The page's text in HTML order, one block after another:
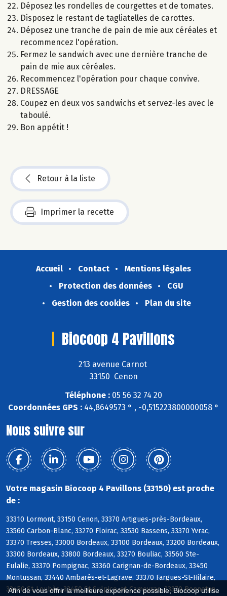
Afin de vous offrir la meilleure expérience possible, Biocoop utilise
Déposez les rondelles de courgettes et de tomates.
Disposez le restant de tagliatelles de carottes.
Déposez une tranche de pain de mie aux céréales et
recommencez l'opération.
Fermez le sandwich avec une dernière tranche de
pain de mie aux céréales.
Recommencez l'opération pour chaque convive.
DRESSAGE
Coupez en deux vos sandwichs et servez-les avec le
taboulé.
Bon appétit !
Retour à la liste
Imprimer la recette
Accueil Contact
Mentions légales
Protection des données
CGU
Gestion des cookies
Plan du site
Biocoop 4 Pavillons
213 avenue Carnot
33150 Cenon
Téléphone : 05 56 32 74 20
Coordonnées GPS : 44,8649573 ° , -0,515223800000058 °
Nous suivre sur
Votre magasin Biocoop 4 Pavillons (33150) est proche
de :
33310 Lormont, 33150 Cenon, 33370 Artigues-près-Bordeaux,
33560 Carbon-Blanc, 33270 Floirac, 33530 Bassens, 33370 Yvrac,
33370 Tresses, 33000 Bordeaux, 33100 Bordeaux, 33200 Bordeaux,
33300 Bordeaux, 33800 Bordeaux, 33270 Bouliac, 33560 Ste-
Eulalie, 33370 Pompignac, 33360 Carignan-de-Bordeaux, 33450
Montussan, 33440 Ambarès-et-Lagrave, 33370 Fargues-St-Hilaire,
33450 St-Loubès, 33450 St-Sulpice-et-Cameyrac, 33370 Bonnetan,